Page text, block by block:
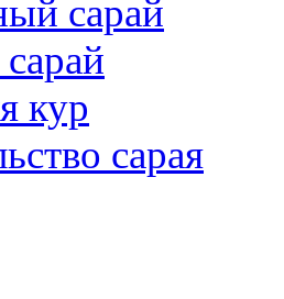
сарай
кур
сарая